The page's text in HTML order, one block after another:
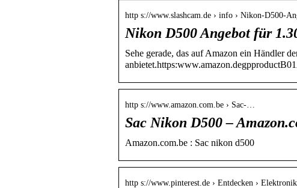
http s://www.slashcam.de › info › Nikon-D500-
Nikon D500 Angebot für
Sehe gerade, das auf Amazon ein Händler
http s://www.amazon.com.be › Sac-…
Sac Nikon D500 –
Amazon.com.be : Sac nikon d500
http s://www.pinterest.de › Entdecken › Elektronik